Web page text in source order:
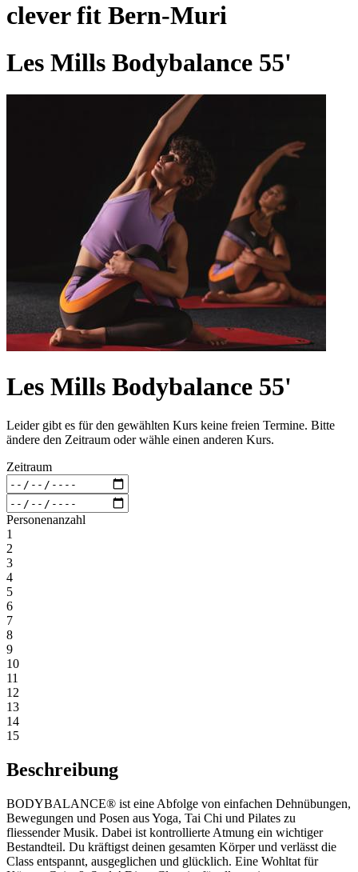
clever fit Bern-Muri
Les Mills Bodybalance 55'
Les Mills Bodybalance 55'
Leider gibt es für den gewählten Kurs keine freien Termine. Bitte
ändere den Zeitraum oder wähle einen anderen Kurs.
Zeitraum
Personenanzahl
1
2
3
4
5
6
7
8
9
10
11
12
13
14
15
Beschreibung
BODYBALANCE® ist eine Abfolge von einfachen Dehnübungen,
Bewegungen und Posen aus Yoga, Tai Chi und Pilates zu
fliessender Musik. Dabei ist kontrollierte Atmung ein wichtiger
Bestandteil. Du kräftigst deinen gesamten Körper und verlässt die
Class entspannt, ausgeglichen und glücklich. Eine Wohltat für